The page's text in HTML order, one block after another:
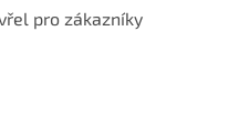
pro zákazníky